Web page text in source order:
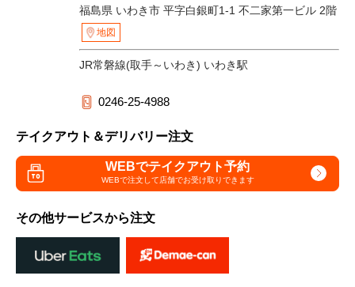
福島県 いわき市 平字白銀町1-1 不二家第一ビル 2階
地図
JR常磐線(取手～いわき) いわき駅
0246-25-4988
テイクアウト＆デリバリー注文
WEBでテイクアウト予約
WEBで注文して店舗でお受け取りできます
その他サービスから注文